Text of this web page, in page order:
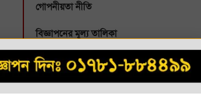
গোপনীয়তা নীতি
বিজ্ঞাপনের মূল্য তালিকা